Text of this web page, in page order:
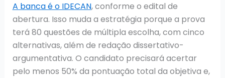
A banca é o IDECAN, conforme o edital de
abertura. Isso muda a estratégia porque a prova
terá 80 questões de múltipla escolha, com cinco
alternativas, além de redação dissertativo-
argumentativa. O candidato precisará acertar
pelo menos 50% da pontuação total da objetiva e,